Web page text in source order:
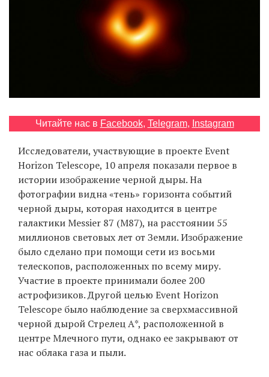
EN
UA
Читайте нас в Facebook, Telegram, Instagram
Исследователи, участвующие в проекте Event
Horizon Telescope, 10 апреля показали первое в
истории изображение черной дыры. На
фотографии видна «тень» горизонта событий
черной дыры, которая находится в центре
галактики Messier 87 (M87), на расстоянии 55
миллионов световых лет от Земли. Изображение
было сделано при помощи сети из восьми
телескопов, расположенных по всему миру.
Участие в проекте принимали более 200
астрофизиков. Другой целью Event Horizon
Telescope было наблюдение за сверхмассивной
черной дырой Стрелец А*, расположенной в
центре Млечного пути, однако ее закрывают от
нас облака газа и пыли.